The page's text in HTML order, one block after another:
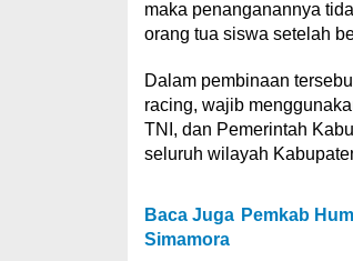
maka penanganannya
orang tua siswa setelah
Dalam pembinaan
racing, wajib
TNI, dan Pemerintah
seluruh wilayah
Baca Juga Pemkab
Simamora